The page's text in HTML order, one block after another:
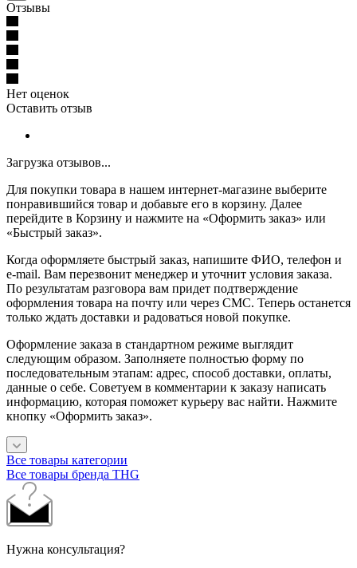
Отзывы
Нет оценок
Оставить отзыв
Загрузка отзывов...
Для покупки товара в нашем интернет-магазине выберите
понравившийся товар и добавьте его в корзину. Далее
перейдите в Корзину и нажмите на «Оформить заказ» или
«Быстрый заказ».
Когда оформляете быстрый заказ, напишите ФИО, телефон и
e-mail. Вам перезвонит менеджер и уточнит условия заказа.
По результатам разговора вам придет подтверждение
оформления товара на почту или через СМС. Теперь останется
только ждать доставки и радоваться новой покупке.
Оформление заказа в стандартном режиме выглядит
следующим образом. Заполняете полностью форму по
последовательным этапам: адрес, способ доставки, оплаты,
данные о себе. Советуем в комментарии к заказу написать
информацию, которая поможет курьеру вас найти. Нажмите
кнопку «Оформить заказ».
Все товары категории
Все товары бренда THG
Нужна консультация?